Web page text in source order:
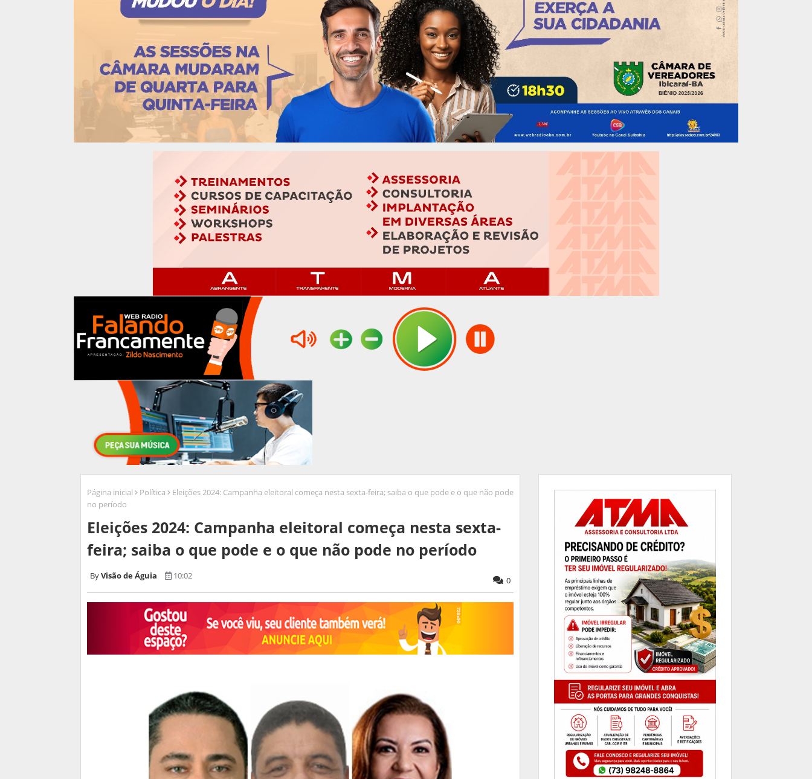
Página inicial Política
Eleições 2024: Campanha eleitoral começa nesta sexta-feira; saiba o que pode e o que não pode
no período
Eleições 2024: Campanha eleitoral começa nesta sexta-
feira; saiba o que pode e o que não pode no período
Visão de Águia 10:02 0